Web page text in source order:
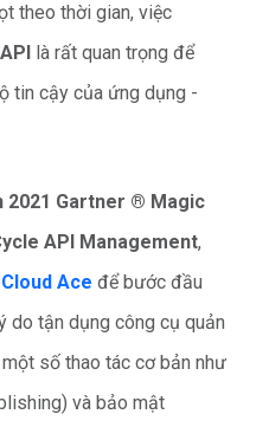
theo thời gian, việc
APIlà rất quan trọng để
tin cậy của ứng dụng -
2021 Gartner ® Magic
API Management,
Cloud Ace để bước đầu
do tận dụng công cụ quản
số thao tác cơ bản như
và bảo mật